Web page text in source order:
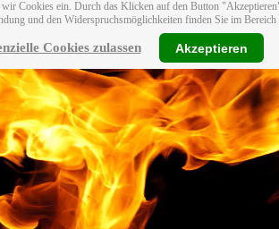
Cookies ein. Durch das Klicken auf den Button
und den Widerspruchsmöglichkeiten finden Sie im Bereich
Cookies zulassen Akzeptieren